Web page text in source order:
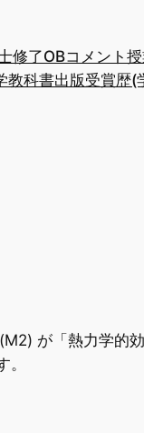
修了OBコメント
教科書出版受賞歴(
が「熱力学的